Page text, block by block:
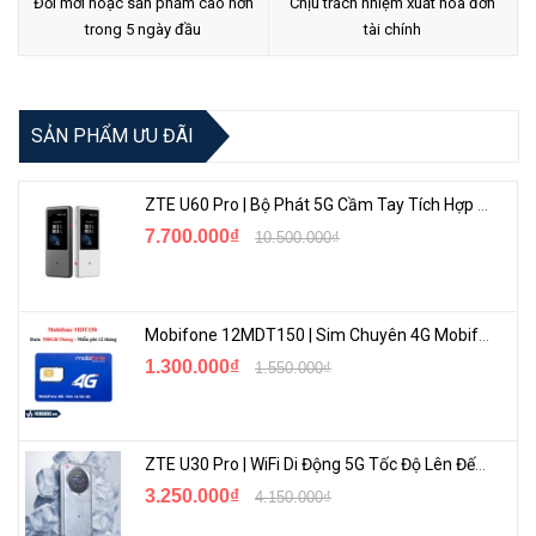
trong 5 ngày đầu
tài chính
SẢN PHẨM ƯU ĐÃI
ZTE U60 Pro | Bộ Phát 5G Cầm Tay Tích Hợp Công Nghệ WiFi 7, Pin 10000mAh
7.700.000₫ 10.500.000₫
1.300.000₫ 1.550.000₫
ZTE U30 Pro | WiFi Di Động 5G Tốc Độ Lên Đến 500Mbps, Màn Hình Cảm Ứng
3.250.000₫ 4.150.000₫